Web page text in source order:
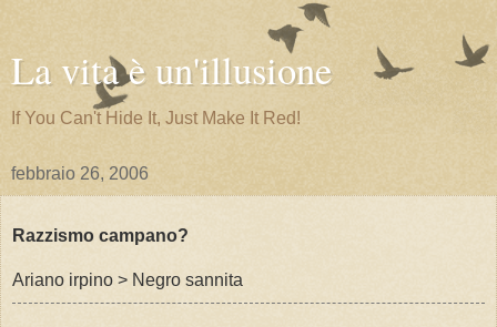
La vita è un'illusione
If You Can't Hide It, Just Make It Red!
febbraio 26, 2006
Razzismo campano?
Ariano irpino > Negro sannita